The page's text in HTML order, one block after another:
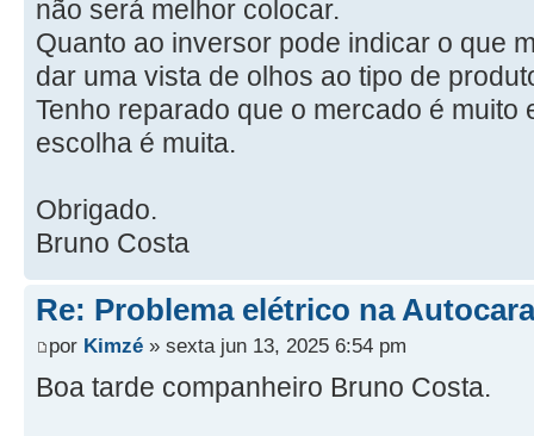
não será melhor colocar.
Quanto ao inversor pode indicar o que
dar uma vista de olhos ao tipo de
Tenho reparado que o mercado é muito
escolha é muita.
Obrigado.
Bruno Costa
Re: Problema elétrico na
por Kimzé » sexta jun 13, 2025 6:54 pm
Boa tarde companheiro Bruno Costa.